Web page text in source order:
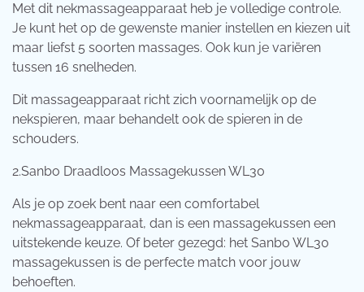
Met dit nekmassageapparaat heb je volledige controle.
Je kunt het op de gewenste manier instellen en kiezen uit
maar liefst 5 soorten massages. Ook kun je variëren
tussen 16 snelheden.
Dit massageapparaat richt zich voornamelijk op de
nekspieren, maar behandelt ook de spieren in de
schouders.
2.Sanbo Draadloos Massagekussen WL30
Als je op zoek bent naar een comfortabel
nekmassageapparaat, dan is een massagekussen een
uitstekende keuze. Of beter gezegd: het Sanbo WL30
massagekussen is de perfecte match voor jouw
behoeften.